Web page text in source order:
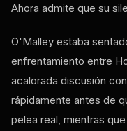
Ahora admite que su
O'Malley estaba
enfrentamiento entre
acalorada discusión
rápidamente antes de
pelea real, mientras